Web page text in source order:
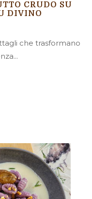
CRUDO SU
DIVINO
che trasformano